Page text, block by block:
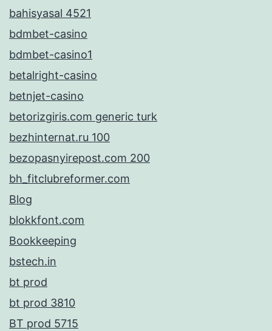
bahisyasal 4521
bdmbet-casino
bdmbet-casino1
betalright-casino
betnjet-casino
betorizgiris.com generic turk
bezhinternat.ru 100
bezopasnyirepost.com 200
bh_fitclubreformer.com
Blog
blokkfont.com
Bookkeeping
bstech.in
bt prod
bt prod 3810
BT prod 5715